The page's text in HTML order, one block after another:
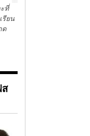
ที่
รียน
ด